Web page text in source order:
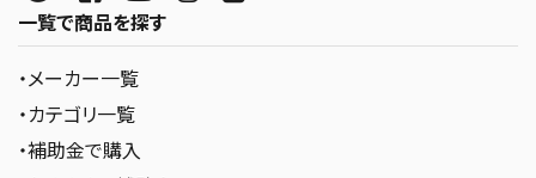
一覧で商品を探す
・メーカー一覧
・カテゴリ一覧
・補助金で購入